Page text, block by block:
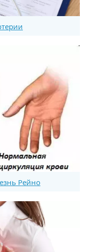
Рейно